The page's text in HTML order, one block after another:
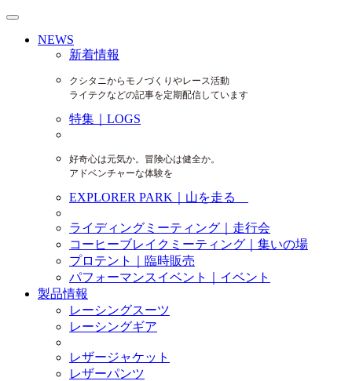
NEWS
新着情報
クシタニからモノづくりやレース活動
ライテクなどの記事を定期配信しています
特集｜LOGS
好奇心は元気か。冒険心は健全か。
アドベンチャーな体験を
EXPLORER PARK｜山を走る
ライディングミーティング｜走行会
コーヒーブレイクミーティング｜集いの場
プロテント｜臨時販売
パフォーマンスイベント｜イベント
製品情報
レーシングスーツ
レーシングギア
レザージャケット
レザーパンツ